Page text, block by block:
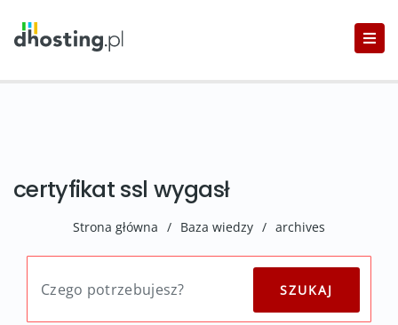
certyfikat ssl wygasł
Strona główna / Baza wiedzy / archives